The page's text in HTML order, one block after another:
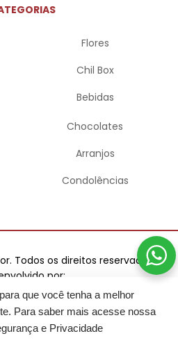
que você tenha a melhor
Para saber mais acesse nossa
e Privacidade
Flores
Chil Box
Bebidas
Chocolates
Arranjos
Condolências
Todos os direitos reservados.
por: